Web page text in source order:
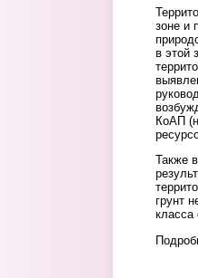
зоне и
в этой
КоАП
Также
грунт
класса